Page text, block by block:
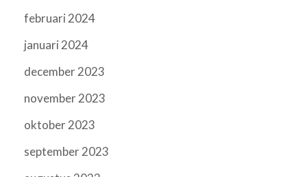
februari 2024
januari 2024
december 2023
november 2023
oktober 2023
september 2023